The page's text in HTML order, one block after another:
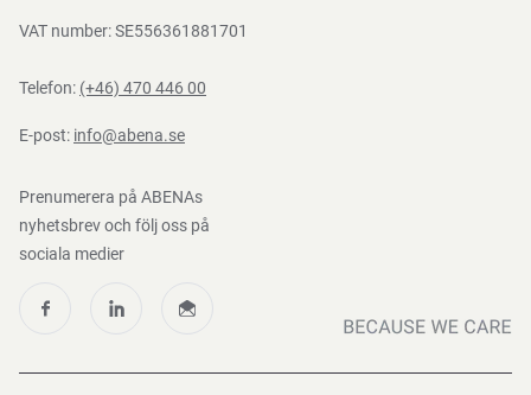
VAT number: SE556361881701
Telefon: (+46) 470 446 00
E-post: info@abena.se
Prenumerera på ABENAs
nyhetsbrev och följ oss på
sociala medier